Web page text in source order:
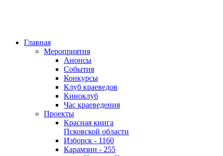
Главная
Мероприятия
Анонсы
События
Конкурсы
Клуб краеведов
Киноклуб
Час краеведения
Проекты
Красная книга
Псковской области
Изборск - 1160
Карамзин - 255